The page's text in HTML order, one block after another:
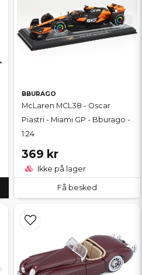
BBURAGO
McLaren MCL38 - Oscar
Piastri - Miami GP - Bburago -
1:24
369 kr
Ikke på lager
Få besked